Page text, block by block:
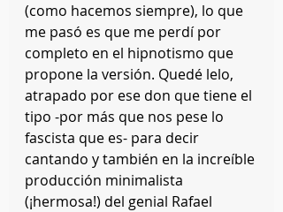
(como hacemos siempre), lo que
me pasó es que me perdí por
completo en el hipnotismo que
propone la versión. Quedé lelo,
atrapado por ese don que tiene el
tipo -por más que nos pese lo
fascista que es- para decir
cantando y también en la increíble
producción minimalista
(¡hermosa!) del genial Rafael